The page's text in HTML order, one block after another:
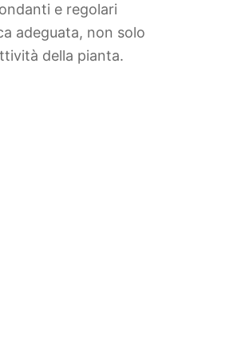
e regolari
adeguata, non solo
della pianta.